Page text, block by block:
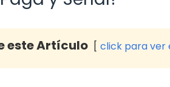
este Artículo click para ver